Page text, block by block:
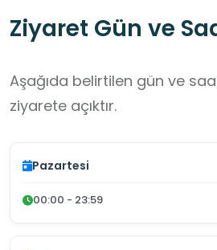
Ziyaret Gün ve
Aşağıda belirtilen gün ve
ziyarete açıktır.
Pazartesi
00:00 - 23:59